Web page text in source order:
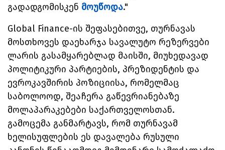
გადადგომისკენ მოუწოდა."
Global Finance-ის შეფასებითვე, თურნავას
მოსთხოვეს დაეხარჯა სავალუტო რეზერვები
ლარის გასამყარებლად მაისში, მიუხედავად
პოლიტიკური პარტიების, პრეზიდენტის და
ევროკავშირის პოზიციისა, რომელმაც
საბოლოოდ, შეაჩერა გაწევრიანებაზე
მოლაპარაკებები საქართველოსთან.
გამოცემა განმარტავს, რომ თურნავამ
ხელისუფლების ეს დავალება რუსული